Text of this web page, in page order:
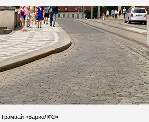
Tрамвай «ВариоЛФ2»